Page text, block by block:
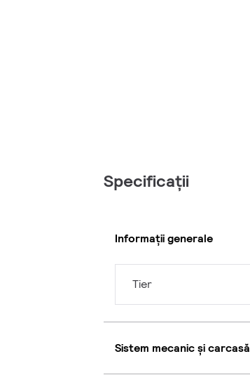
Specificații
Informații generale
Tier
Sistem mecanic și carcasă